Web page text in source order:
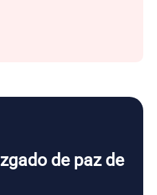
de paz de